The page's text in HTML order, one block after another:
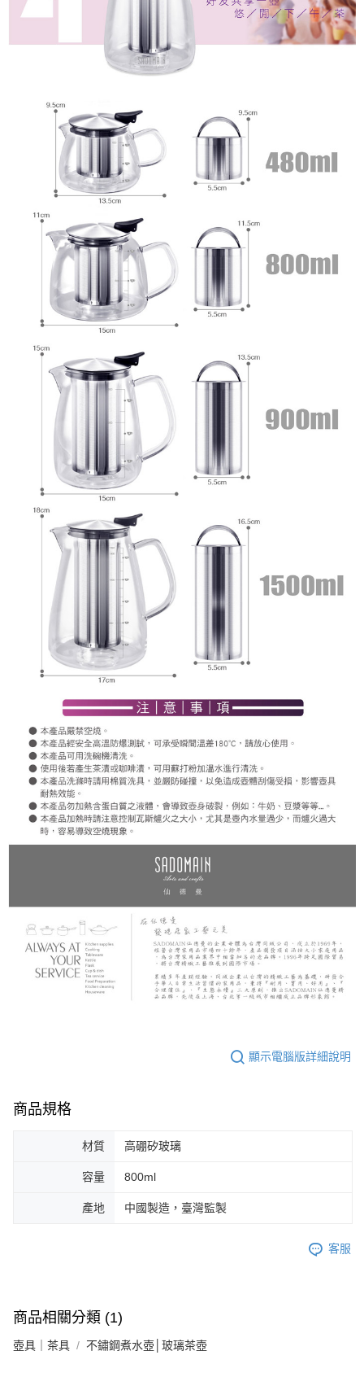
顯示電腦版詳細說明
商品規格
材質 高硼矽玻璃
容量 800ml
產地 中國製造，臺灣監製
客服
商品相關分類 (1)
壺具｜茶具 不鏽鋼煮水壺│玻璃茶壺